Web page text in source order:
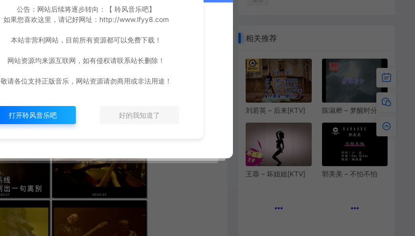
相关推荐
刘若英 – 后来[KTV]
陈淑桦 – 梦醒时分
[156.6M]
王蓉 – 坏姐姐[KTV]
郭美美 – 不怕不怕
公告：网站后续将逐步转向：【 聆风音乐吧】
如果您喜欢这里，请记好网址：http://www.lfyy8.com
本站非营利网站，目前所有资源都可以免费下载！
网站资源均来源互联网，如有侵权请联系站长删除！
敬请各位支持正版音乐，网站资源请勿商用或非法用途！
打开聆风音乐吧 好的我知道了